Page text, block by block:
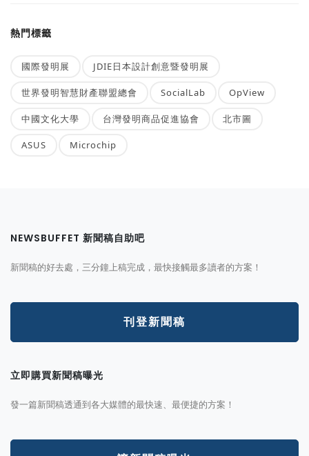
熱門標籤
國際發明展 JDIE日本設計創意暨發明展
世界發明智慧財產聯盟總會 SocialLab OpView
中國文化大學 台灣發明商品促進協會 北市圖
ASUS Microchip
NEWSBUFFET 新聞稿自助吧
新聞稿的好去處，三分鐘上稿完成，最快接觸最多讀者的方案！
刊登新聞稿
立即購買新聞稿曝光
發一篇新聞稿透通到各大媒體的最快速、最便捷的方案！